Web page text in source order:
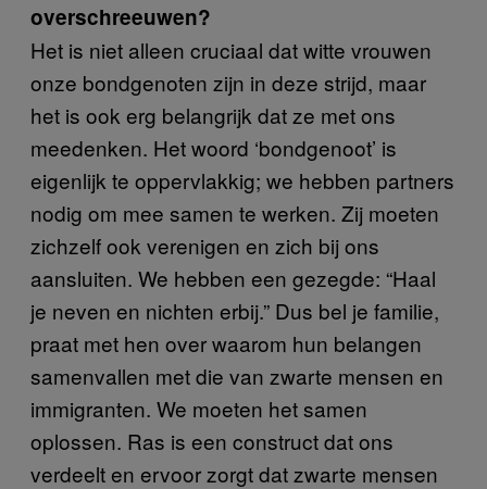
overschreeuwen?
Het is niet alleen cruciaal dat witte vrouwen
onze bondgenoten zijn in deze strijd, maar
het is ook erg belangrijk dat ze met ons
meedenken. Het woord ‘bondgenoot’ is
eigenlijk te oppervlakkig; we hebben partners
nodig om mee samen te werken. Zij moeten
zichzelf ook verenigen en zich bij ons
aansluiten. We hebben een gezegde: “Haal
je neven en nichten erbij.” Dus bel je familie,
praat met hen over waarom hun belangen
samenvallen met die van zwarte mensen en
immigranten. We moeten het samen
oplossen. Ras is een construct dat ons
verdeelt en ervoor zorgt dat zwarte mensen